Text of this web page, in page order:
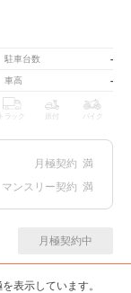
駐車台数 -
車高 -
トラック 原付 バイク
月極契約 満
マンスリー契約 満
月極契約中
表示しています。